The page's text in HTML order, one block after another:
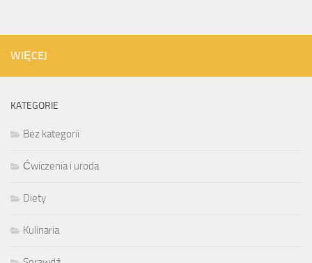
WIĘCEJ
KATEGORIE
Bez kategorii
Ćwiczenia i uroda
Diety
Kulinaria